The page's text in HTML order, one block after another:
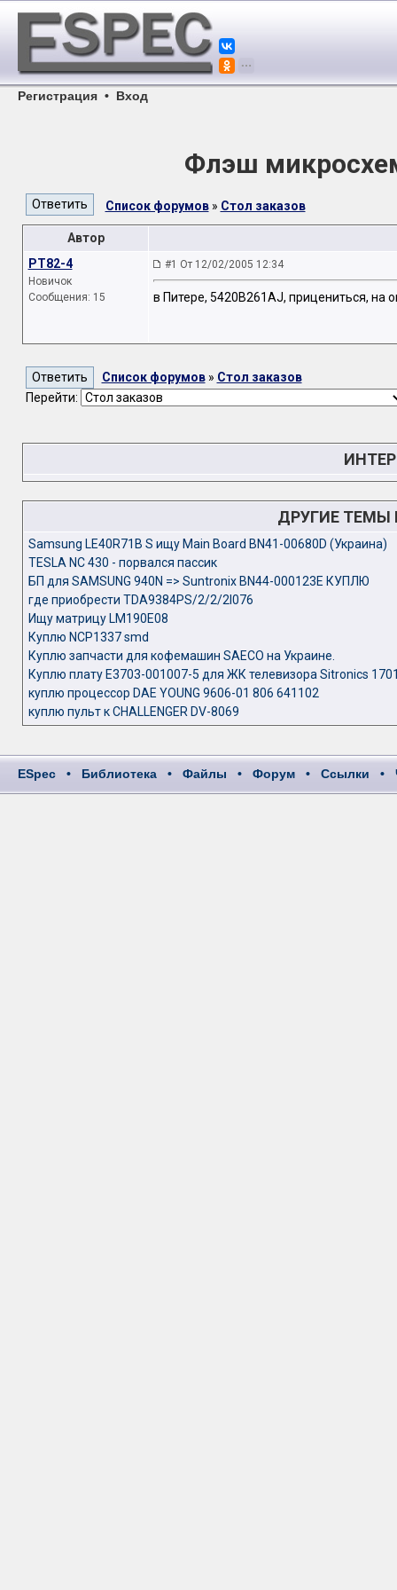
Регистрация • Вход
Флэш
Список форумов» Стол заказов
Автор
РТ82-4
Новичок
Сообщения: 15
#1 От 12/02/2005 12:34
в Питере, 5420B261AJ, прицениться, на
Список форумов» Стол заказов
Перейти:
ДРУГИЕ ТЕМЫ
Samsung LE40R71B S ищу Main Board BN41-00680D (Украина)
TESLA NC 430 - порвался пассик
БП для SAMSUNG 940N => Suntronix BN44-000123E КУПЛЮ
где приобрести TDA9384PS/2/2/2I076
Ищу матрицу LM190E08
Куплю NCP1337 smd
Куплю запчасти для кофемашин SAECO на Украине.
Куплю плату E3703-001007-5 для ЖК телевизора Sitronics
куплю процессор DAE YOUNG 9606-01 806 641102
куплю пульт к CHALLENGER DV-8069
ESpec • Библиотека • Файлы • Форум • Ссылки •